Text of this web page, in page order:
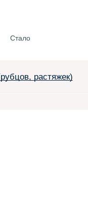
Стало
растяжек)